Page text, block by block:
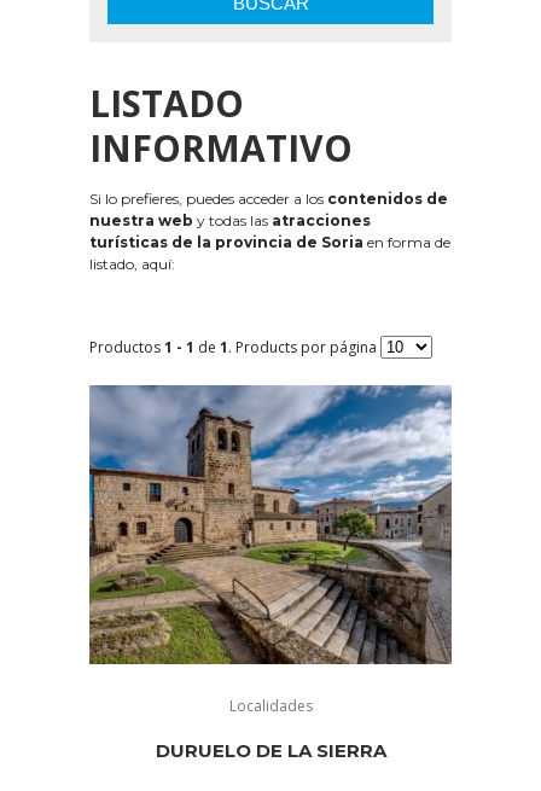
LISTADO
INFORMATIVO
Si lo prefieres, puedes acceder a los contenidos de
nuestra web y todas las atracciones
turísticas de la provincia de Soria en forma de
listado, aquí:
Productos1 - 1 de 1. Products por página
Localidades
DURUELO DE LA SIERRA